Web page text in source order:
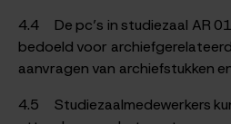
4.4 De pc’s in studiezaal AR
bedoeld voor
aanvragen van archiefstukken
4.5 Studiezaalmedewerkers